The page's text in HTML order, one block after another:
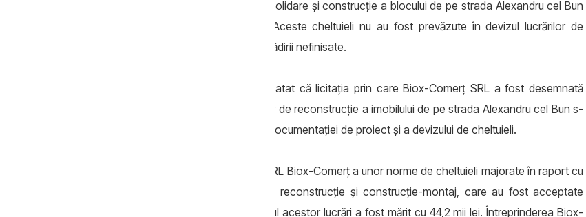
executarea lucrărilor de demolare, consolidare şi construcţie a blocului de pe strada Alexandru cel Bun
100, în sumă de 2,9 milioane de lei. Aceste cheltuieli nu au fost prevăzute în devizul lucrărilor de
reconstrucţie şi construcţie-montaj a clădirii nefinisate.
Auditorii Curții de Conturi au mai constatat că licitaţia prin care Biox-Comerţ SRL a fost desemnată
câştigătoare pentru efectuarea lucrărilor de reconstrucţie a imobilului de pe strada Alexandru cel Bun s-
a desfăşurat cu încălcări grave, în lipsa documentaţiei de proiect şi a devizului de cheltuieli.
În anul 2006, în urma utilizării de către SRL Biox-Comerţ a unor norme de cheltuieli majorate în raport cu
normele incluse în devizul lucrărilor de reconstrucţie şi construcţie-montaj, care au fost acceptate
nejustificat de către Procuratură, volumul acestor lucrări a fost mărit cu 44,2 mii lei. Întreprinderea Biox-